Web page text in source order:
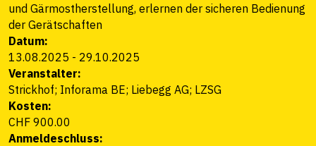
und Gärmostherstellung, erlernen der sicheren Bedienung
der Gerätschaften
Datum:
13.08.2025 - 29.10.2025
Veranstalter:
Strickhof; Inforama BE; Liebegg AG; LZSG
Kosten:
CHF 900.00
Anmeldeschluss: